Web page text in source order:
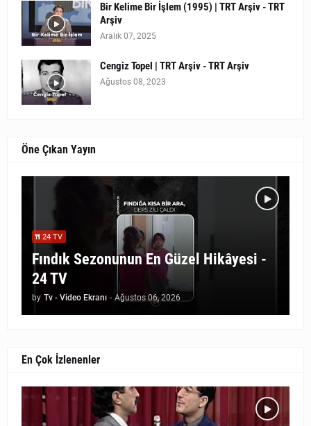
Bir Kelime Bir İşlem (1995) | TRT Arşiv - TRT
Arşiv
Aralık 07, 2025
Cengiz Topel | TRT Arşiv - TRT Arşiv
Ağustos 08, 2023
Öne Çıkan Yayın
24 TV
Fındık Sezonunun En Güzel Hikâyesi -
24 TV
by Tv - Video Ekranı - Ağustos 06, 2026
En Çok İzlenenler